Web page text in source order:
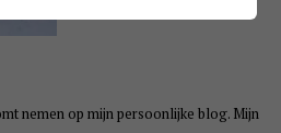
nemen op mijn persoonlijke blog. Mijn